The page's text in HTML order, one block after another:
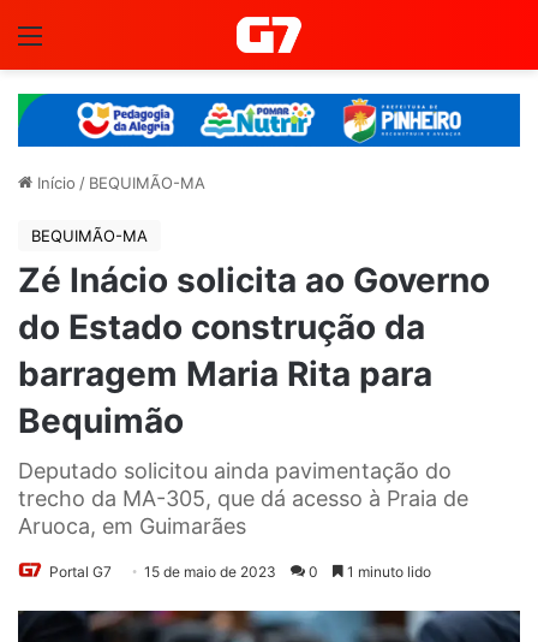
Início / BEQUIMÃO-MA
BEQUIMÃO-MA
Zé Inácio solicita ao Governo
do Estado construção da
barragem Maria Rita para
Bequimão
Deputado solicitou ainda pavimentação do
trecho da MA-305, que dá acesso à Praia de
Aruoca, em Guimarães
Portal G7 15 de maio de 2023 0 1 minuto lido